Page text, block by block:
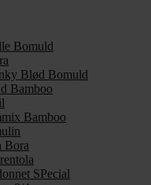
Bomuld
Blød Bomuld
Bamboo
Bamboo
Bora
SPecial